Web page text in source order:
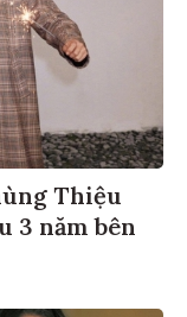
Thiệu
3 năm bên